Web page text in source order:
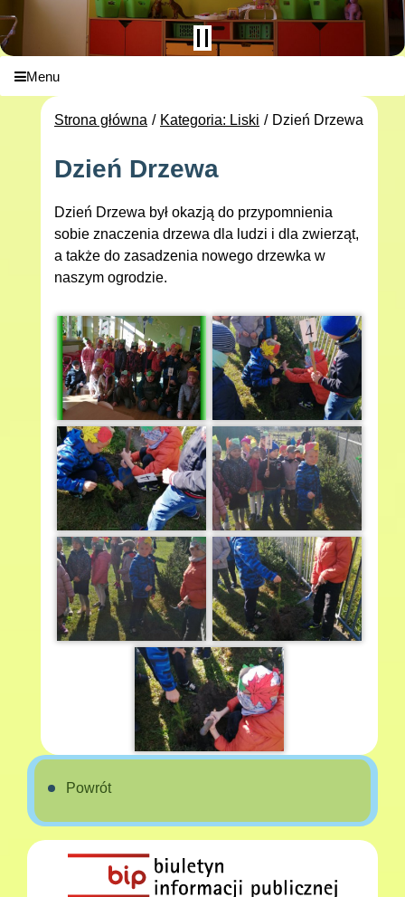
Menu
Strona główna Kategoria: Liski Dzień Drzewa
Dzień Drzewa
Dzień Drzewa był okazją do przypomnienia
sobie znaczenia drzewa dla ludzi i dla zwierząt,
a także do zasadzenia nowego drzewka w
naszym ogrodzie.
Powrót